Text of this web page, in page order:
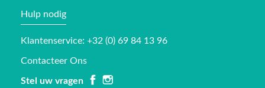
Hulp nodig
Klantenservice: +32 (0) 69 84 13 96
Contacteer Ons
Stel uw vragen